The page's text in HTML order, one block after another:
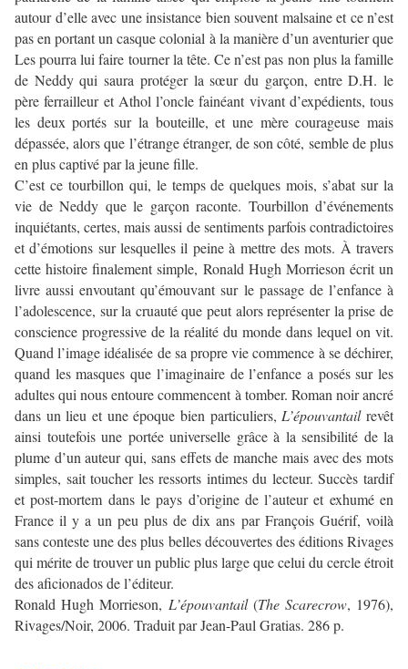
autour d’elle avec une insistance bien souvent malsaine et ce n’est
pas en portant un casque colonial à la manière d’un aventurier que
Les pourra lui faire tourner la tête. Ce n’est pas non plus la famille
de Neddy qui saura protéger la sœur du garçon, entre D.H. le
père ferrailleur et Athol l’oncle fainéant vivant d’expédients, tous
les deux portés sur la bouteille, et une mère courageuse mais
dépassée, alors que l’étrange étranger, de son côté, semble de plus
en plus captivé par la jeune fille.
C’est ce tourbillon qui, le temps de quelques mois, s’abat sur la
vie de Neddy que le garçon raconte. Tourbillon d’événements
inquiétants, certes, mais aussi de sentiments parfois contradictoires
et d’émotions sur lesquelles il peine à mettre des mots. À travers
cette histoire finalement simple, Ronald Hugh Morrieson écrit un
livre aussi envoutant qu’émouvant sur le passage de l’enfance à
l’adolescence, sur la cruauté que peut alors représenter la prise de
conscience progressive de la réalité du monde dans lequel on vit.
Quand l’image idéalisée de sa propre vie commence à se déchirer,
quand les masques que l’imaginaire de l’enfance a posés sur les
adultes qui nous entoure commencent à tomber. Roman noir ancré
dans un lieu et une époque bien particuliers, L’épouvantailrevêt
ainsi toutefois une portée universelle grâce à la sensibilité de la
plume d’un auteur qui, sans effets de manche mais avec des mots
simples, sait toucher les ressorts intimes du lecteur. Succès tardif
et post-mortem dans le pays d’origine de l’auteur et exhumé en
France il y a un peu plus de dix ans par François Guérif, voilà
sans conteste une des plus belles découvertes des éditions Rivages
qui mérite de trouver un public plus large que celui du cercle étroit
des aficionados de l’éditeur.
Ronald Hugh Morrieson, L’épouvantail(The Scarecrow, 1976),
Rivages/Noir, 2006. Traduit par Jean-Paul Gratias. 286 p.